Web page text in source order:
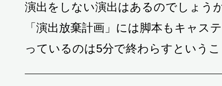
演出をしない演出はあるのでしょう
「演出放棄計画」には脚本もキャス
っているのは5分で終わらすという